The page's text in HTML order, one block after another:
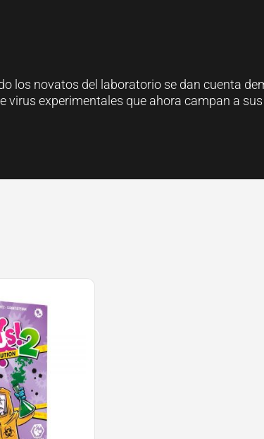
los novatos del laboratorio se dan cuenta
experimentales que ahora campan a